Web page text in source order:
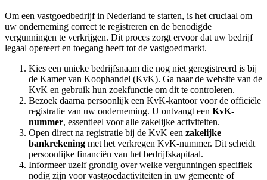
Om een vastgoedbedrijf in Nederland te starten, is het cruciaal om
uw onderneming correct te registreren en de benodigde
vergunningen te verkrijgen. Dit proces zorgt ervoor dat uw bedrijf
legaal opereert en toegang heeft tot de vastgoedmarkt.
Kies een unieke bedrijfsnaam die nog niet geregistreerd is bij
de Kamer van Koophandel (KvK). Ga naar de website van de
KvK en gebruik hun zoekfunctie om dit te controleren.
Bezoek daarna persoonlijk een KvK-kantoor voor de officiële
registratie van uw onderneming. U ontvangt een KvK-
nummer, essentieel voor alle zakelijke activiteiten.
Open direct na registratie bij de KvK een zakelijke
bankrekening met het verkregen KvK-nummer. Dit scheidt
persoonlijke financiën van het bedrijfskapitaal.
Informeer uzelf grondig over welke vergunningen specifiek
nodig zijn voor vastgoedactiviteiten in uw gemeente of